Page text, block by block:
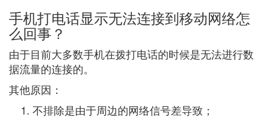
手机打电话显示无法连接到移动网络怎
么回事？
由于目前大多数手机在拨打电话的时候是无法进行数
据流量的连接的。
其他原因：
不排除是由于周边的网络信号差导致；